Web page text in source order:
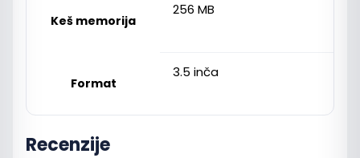
Keš memorija
256 MB
Format
3.5 inča
Recenzije